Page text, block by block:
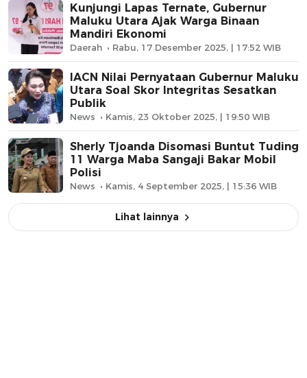
Kunjungi Lapas Ternate, Gubernur
Maluku Utara Ajak Warga Binaan
Mandiri Ekonomi
Daerah Rabu, 17 Desember 2025, | 17:52 WIB
IACN Nilai Pernyataan Gubernur Maluku
Utara Soal Skor Integritas Sesatkan
Publik
News Kamis, 23 Oktober 2025, | 19:50 WIB
Sherly Tjoanda Disomasi Buntut Tuding
11 Warga Maba Sangaji Bakar Mobil
Polisi
News Kamis, 4 September 2025, | 15:36 WIB
Lihat lainnya